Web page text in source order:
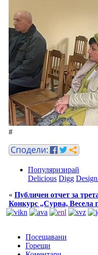
#
Популяризирай
Delicious Digg
« Публичен отчет за
Конкурс „Сурва, Весела
Посещавани
Горещи